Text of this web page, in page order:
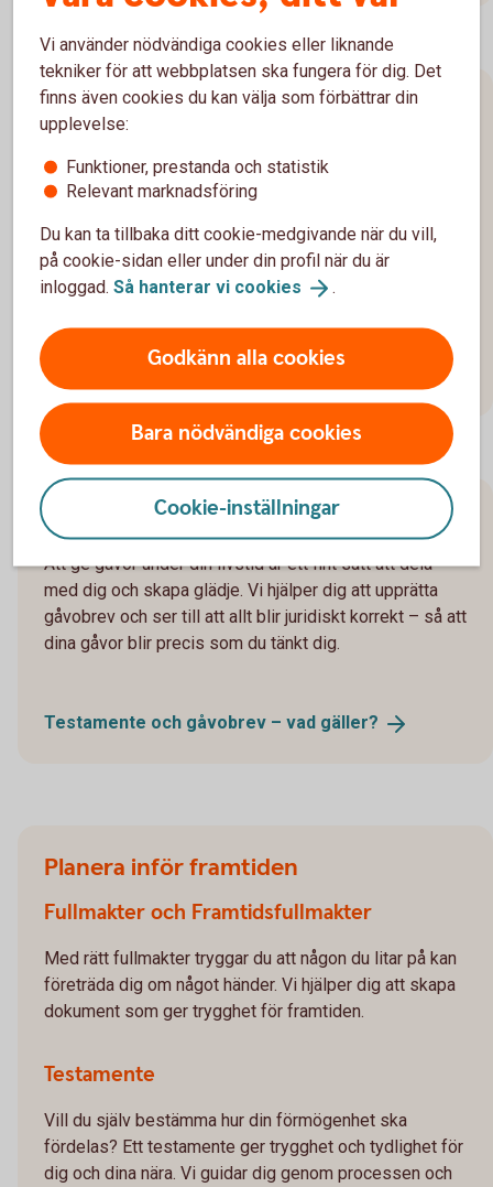
Gifta eller skilja sig
separation ser vi till att dina intressen tas tillvara och
hittar långsiktigt hållbara lösningar.
Bröllopsplaner? Så fixar nikostnaderna
Äktenskapsförord
Bodelning och bodelningsavtal – så funkar
Ge gåvor
Att ge gåvor under din livstid är ett fint sätt att dela
med dig och skapa glädje. Vi hjälper dig att upprätta
gåvobrev och ser till att allt blir juridiskt korrekt – så att
dina gåvor blir precis som du tänkt dig.
Testamente och gåvobrev – vad gäller?
Planera inför framtiden
Fullmakter och Framtidsfullmakter
Med rätt fullmakter tryggar du att någon du litar på kan
företräda dig om något händer. Vi hjälper dig att skapa
dokument som ger trygghet för framtiden.
Testamente
Vill du själv bestämma hur din förmögenhet ska
fördelas? Ett testamente ger trygghet och tydlighet för
dig och dina nära. Vi guidar dig genom processen och
Vi använder nödvändiga cookies eller liknande
tekniker för att webbplatsen ska fungera för dig. Det
finns även cookies du kan välja som förbättrar din
upplevelse:
Funktioner, prestanda och statistik
Relevant marknadsföring
Du kan ta tillbaka ditt cookie-medgivande när du vill,
på cookie-sidan eller under din profil när du är
inloggad. Så hanterar vi cookies .
Godkänn alla cookies
Bara nödvändiga cookies
Cookie-inställningar